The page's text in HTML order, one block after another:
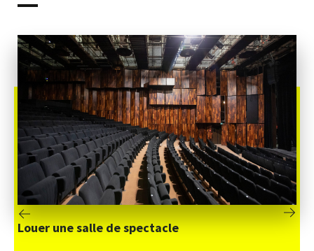
Louer une salle de spectacle